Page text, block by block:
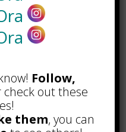
e
dI
n
ITALIANO
,CANTENTE
ITALIANO
su twitter
Follow,
check out these
them, you can